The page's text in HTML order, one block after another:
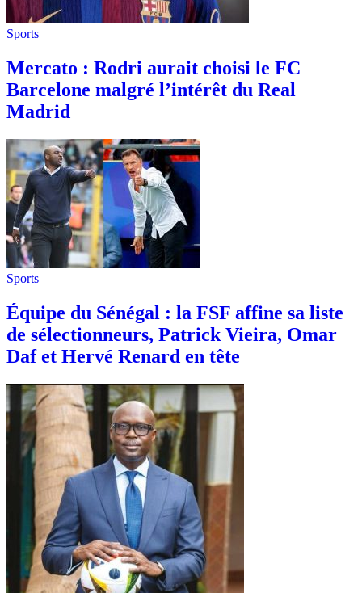
Sports
Mercato : Rodri aurait choisi le FC
Barcelone malgré l’intérêt du Real
Madrid
Sports
Équipe du Sénégal : la FSF affine sa liste
de sélectionneurs, Patrick Vieira, Omar
Daf et Hervé Renard en tête